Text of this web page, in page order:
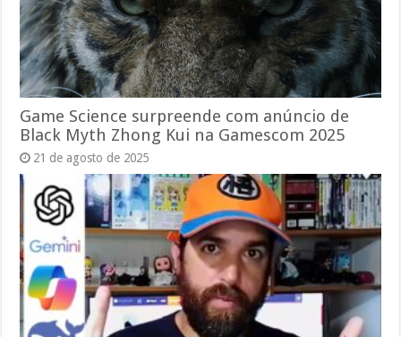
Game Science surpreende com anúncio de
Black Myth Zhong Kui na Gamescom 2025
21 de agosto de 2025